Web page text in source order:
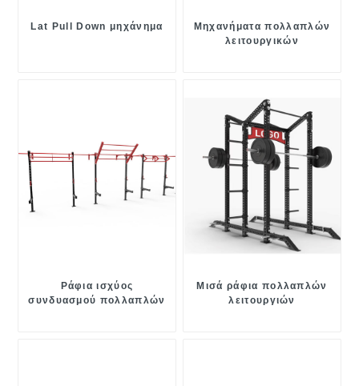
Lat Pull Down μηχάνημα
Μηχανήματα πολλαπλών
λειτουργικών
Ράφια ισχύος
συνδυασμού πολλαπλών
Μισά ράφια πολλαπλών
λειτουργιών